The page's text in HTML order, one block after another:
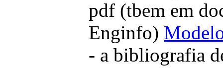
pdf (tbem em
Enginfo)
- a bibliografia